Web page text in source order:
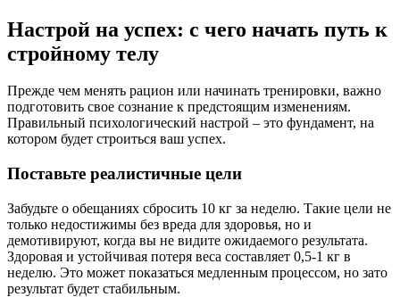
Настрой на успех: с чего начать путь к
стройному телу
Прежде чем менять рацион или начинать тренировки, важно
подготовить свое сознание к предстоящим изменениям.
Правильный психологический настрой – это фундамент, на
котором будет строиться ваш успех.
Поставьте реалистичные цели
Забудьте о обещаниях сбросить 10 кг за неделю. Такие цели не
только недостижимы без вреда для здоровья, но и
демотивируют, когда вы не видите ожидаемого результата.
Здоровая и устойчивая потеря веса составляет 0,5-1 кг в
неделю. Это может показаться медленным процессом, но зато
результат будет стабильным.